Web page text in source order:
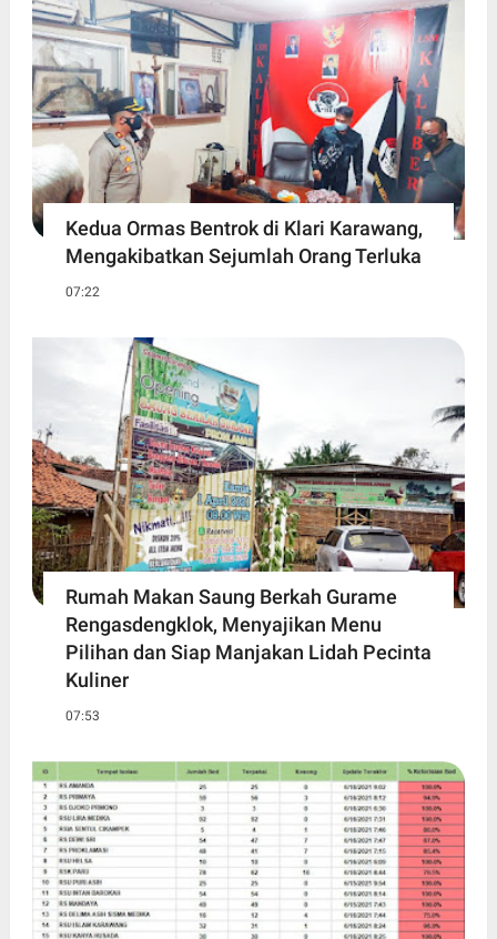
Kedua Ormas Bentrok di Klari Karawang,
Mengakibatkan Sejumlah Orang Terluka
07:22
Rumah Makan Saung Berkah Gurame
Rengasdengklok, Menyajikan Menu
Pilihan dan Siap Manjakan Lidah Pecinta
Kuliner
07:53